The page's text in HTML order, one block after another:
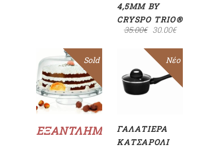
4,5MM BY
CRYSPO TRIO®
35.00€ 30.00€
Sale
ΕΞΑΝΤΛΗΜΈΝΟ
Sold
Διαβάστε
περισσότερα
Sale
Νέο
ΠΡΟΣΘΉΚΗ
ΣΤΟ
ΚΑΛΆΘΙ
ΓΑΛΑΤΙΈΡΑ
ΚΑΤΣΑΡΌΛΙ